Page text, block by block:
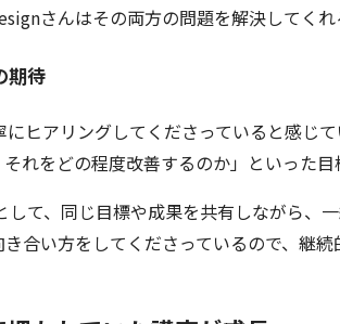
さんはその両方の問題を解決してくれ
期待
ヒアリングしてくださっていると感じ
れをどの程度改善するのか」といった
て、同じ目標や成果を共有しながら、
合い方をしてくださっているので、継